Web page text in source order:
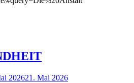
202621. Mai 2026